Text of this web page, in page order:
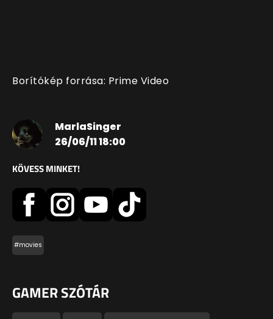
Borítókép forrása: Prime Video
MarlaSinger
26/06/11 18:00
KÖVESS MINKET!
#movies
GAMER SZÓTÁR